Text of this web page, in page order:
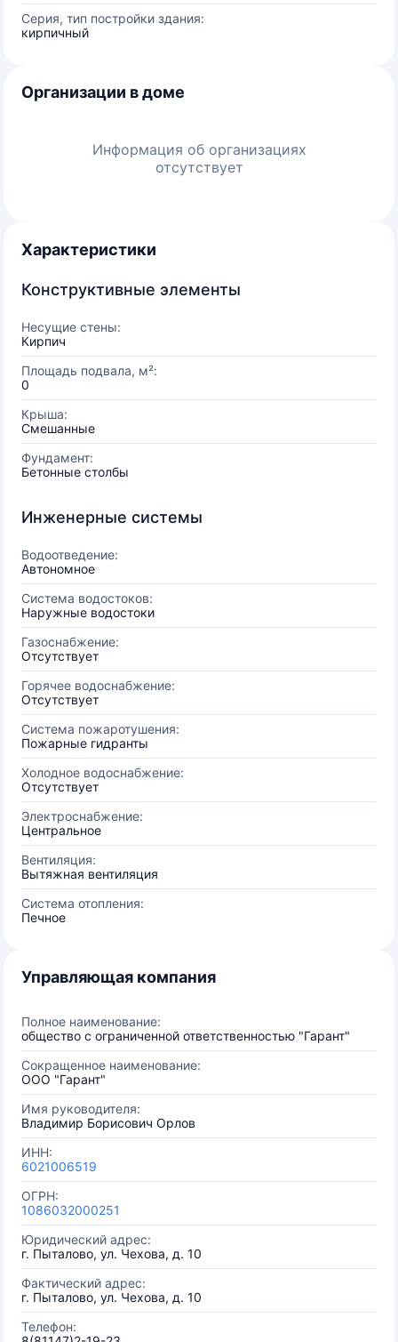
Серия, тип постройки здания:
кирпичный
Организации в доме
Информация об организациях
отсутствует
Характеристики
Конструктивные элементы
Несущие стены:
Кирпич
Площадь подвала, м²:
0
Крыша:
Смешанные
Фундамент:
Бетонные столбы
Инженерные системы
Водоотведение:
Автономное
Система водостоков:
Наружные водостоки
Газоснабжение:
Отсутствует
Горячее водоснабжение:
Отсутствует
Система пожаротушения:
Пожарные гидранты
Холодное водоснабжение:
Отсутствует
Электроснабжение:
Центральное
Вентиляция:
Вытяжная вентиляция
Система отопления:
Печное
Управляющая компания
Полное наименование:
общество с ограниченной ответственностью "Гарант"
Сокращенное наименование:
ООО "Гарант"
Имя руководителя:
Владимир Борисович Орлов
ИНН:
6021006519
ОГРН:
1086032000251
Юридический адрес:
г. Пыталово, ул. Чехова, д. 10
Фактический адрес:
г. Пыталово, ул. Чехова, д. 10
Телефон: